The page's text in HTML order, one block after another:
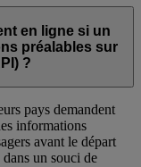
en ligne si un
préalables sur
?
pays demandent
informations
avant le départ
un souci de